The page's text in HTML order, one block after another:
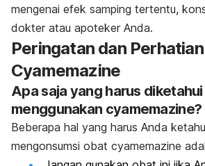
mengenai efek samping tertentu,
dokter atau apoteker Anda.
Peringatan dan
Cyamemazine
Apa saja yang harus
menggunakan cyamemazine?
Beberapa hal yang harus Anda
mengonsumsi obat cyamemazine